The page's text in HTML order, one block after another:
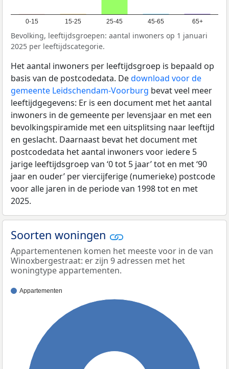
0-15 15-25 25-45 45-65 65+
Bevolking, leeftijdsgroepen: aantal inwoners op 1 januari
2025 per leeftijdscategorie.
Het aantal inwoners per leeftijdsgroep is bepaald op
basis van de postcodedata. Dedownload voor de
gemeente Leidschendam-Voorburg bevat veel meer
leeftijdgegevens: Er is een document met het aantal
inwoners in de gemeente per levensjaar en met een
bevolkingspiramide met een uitsplitsing naar leeftijd
en geslacht. Daarnaast bevat het document met
postcodedata het aantal inwoners voor iedere 5
jarige leeftijdsgroep van ‘0 tot 5 jaar’ tot en met ‘90
jaar en ouder’ per viercijferige (numerieke) postcode
voor alle jaren in de periode van 1998 tot en met
2025.
Soorten woningen
Appartementenen komen het meeste voor in de van
Winoxbergestraat: er zijn 9 adressen met het
woningtype appartementen.
Appartementen